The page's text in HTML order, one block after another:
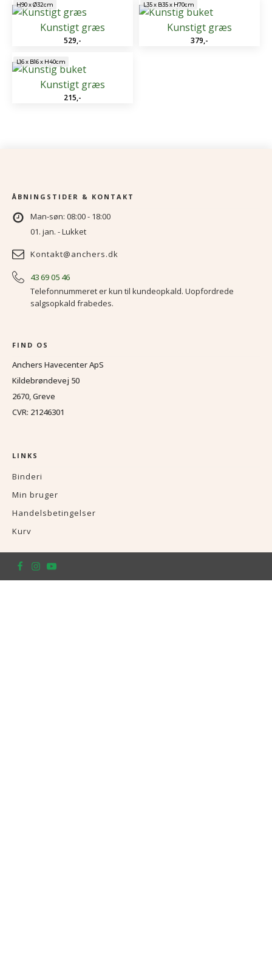
på
varesiden
varianter.
Mulighederne
vælges
på
varesiden
varianter.
Mulighederne
H90 x Ø32cm
Kunstigt græs
529,-
L35 x B35 x H70cm
Kunstigt græs
379,-
L16 x B16 x H40cm
Kunstigt græs
215,-
ÅBNINGSTIDER & KONTAKT
Man-søn: 08:00 - 18:00
01. jan. - Lukket
Kontakt@anchers.dk
43 69 05 46
Telefonnummeret er kun til kundeopkald. Uopfordrede
salgsopkald frabedes.
FIND OS
Anchers Havecenter ApS
Kildebrøndevej 50
2670, Greve
CVR: 21246301
LINKS
Binderi
Min bruger
Handelsbetingelser
Kurv